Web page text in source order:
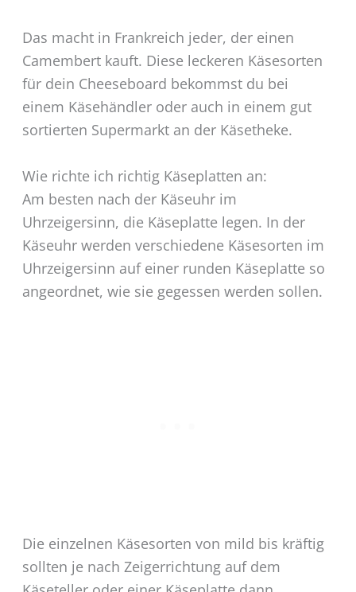
Das macht in Frankreich jeder, der einen
Camembert kauft. Diese leckeren Käsesorten
für dein Cheeseboard bekommst du bei
einem Käsehändler oder auch in einem gut
sortierten Supermarkt an der Käsetheke.
Wie richte ich richtig Käseplatten an:
Am besten nach der Käseuhr im
Uhrzeigersinn, die Käseplatte legen. In der
Käseuhr werden verschiedene Käsesorten im
Uhrzeigersinn auf einer runden Käseplatte so
angeordnet, wie sie gegessen werden sollen.
Die einzelnen Käsesorten von mild bis kräftig
sollten je nach Zeigerrichtung auf dem